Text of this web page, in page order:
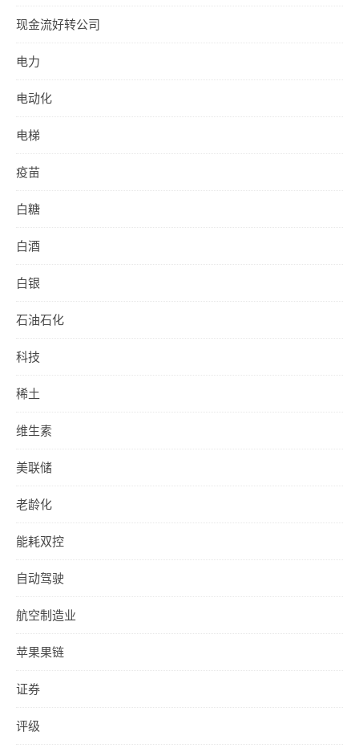
现金流好转公司
电力
电动化
电梯
疫苗
白糖
白酒
白银
石油石化
科技
稀土
维生素
美联储
老龄化
能耗双控
自动驾驶
航空制造业
苹果果链
证券
评级